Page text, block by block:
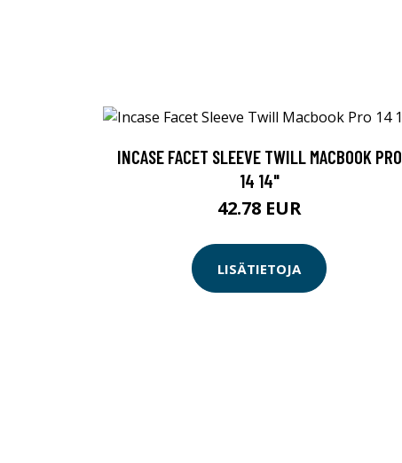
INCASE FACET SLEEVE TWILL MACBOOK PRO
14 14"
42.78 EUR
LISÄTIETOJA